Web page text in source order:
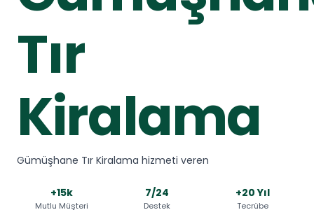
Tır
Kiralama
Gümüşhane Tır Kiralama hizmeti veren
+15k
Mutlu Müşteri
7/24
Destek
+20 Yıl
Tecrübe